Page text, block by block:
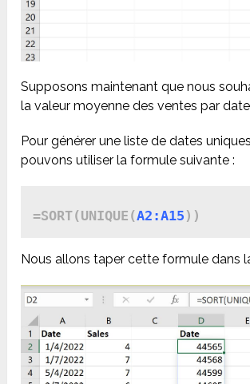
Supposons maintenant que nous
la valeur moyenne des ventes par
Pour générer une liste de dates
pouvons utiliser la formule suivante :
=SORT(UNIQUE(A2:A15 ))
Nous allons taper cette formule dans